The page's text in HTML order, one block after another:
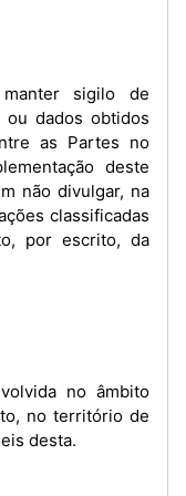
sigilo de
ou dados obtidos
as Partes no
deste
não divulgar, na
classificadas
por escrito, da
no âmbito
no território de
desta.